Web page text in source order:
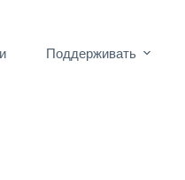
Поддерживать